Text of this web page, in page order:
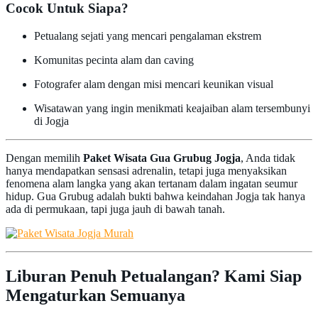
Cocok Untuk Siapa?
Petualang sejati yang mencari pengalaman ekstrem
Komunitas pecinta alam dan caving
Fotografer alam dengan misi mencari keunikan visual
Wisatawan yang ingin menikmati keajaiban alam tersembunyi
di Jogja
Dengan memilih Paket Wisata Gua Grubug Jogja, Anda tidak
hanya mendapatkan sensasi adrenalin, tetapi juga menyaksikan
fenomena alam langka yang akan tertanam dalam ingatan seumur
hidup. Gua Grubug adalah bukti bahwa keindahan Jogja tak hanya
ada di permukaan, tapi juga jauh di bawah tanah.
Liburan Penuh Petualangan? Kami Siap
Mengaturkan Semuanya